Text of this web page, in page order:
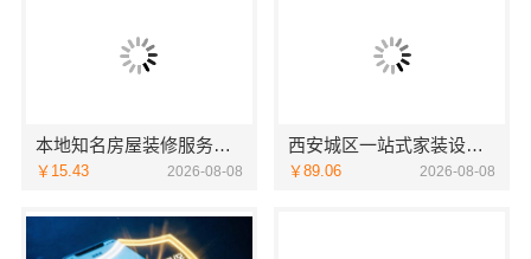
本地知名房屋装修服务环保嘉兴绿色之家建材科技
￥15.43 2026-08-08
西安城区一站式家装设计毛坯房自有施工队-居安天成（西安）建筑工程有限责任公司
￥89.06 2026-08-08